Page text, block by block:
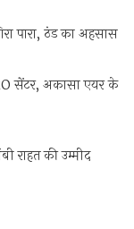
पारा, ठंड का अहसास
सेंटर, अकासा एयर के
राहत की उम्मीद